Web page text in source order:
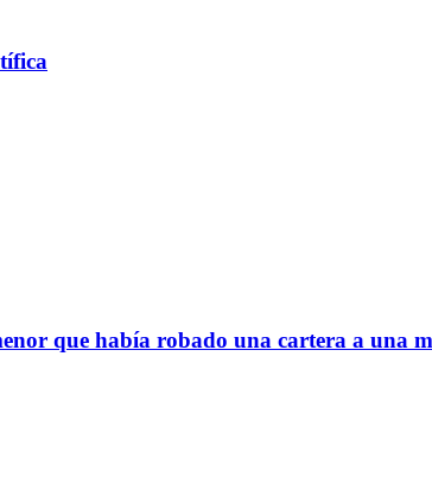
que había robado una cartera a una